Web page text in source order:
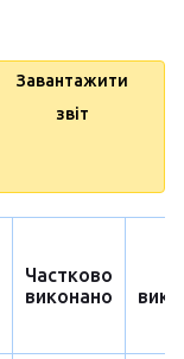
Завантажити
звіт
Частково
виконано